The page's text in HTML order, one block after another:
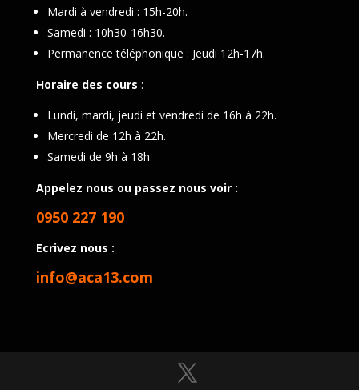
Mardi à vendredi : 15h-20h.
Samedi : 10h30-16h30.
Permanence téléphonique : Jeudi 12h-17h.
Horaire des cours :
Lundi, mardi, jeudi et vendredi de 16h à 22h.
Mercredi de 12h à 22h.
Samedi de 9h à 18h.
Appelez nous ou passez nous voir :
0950 227 190
Ecrivez nous :
info@aca13.com